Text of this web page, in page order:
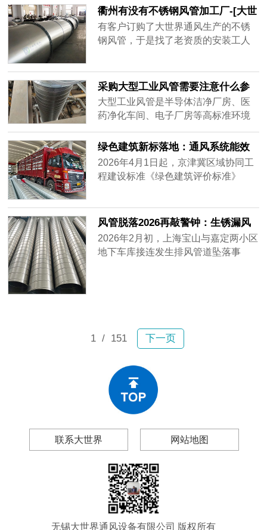
集，要全天不停运转，因此白铁皮镀
锌风管质量要好，加强通风效率，避
免损坏。常年做通风工程的客户知道
怎么分辨白铁皮镀锌风管的质量好
量好的白铁......
衢州有没有不锈钢风管加工厂-[大世
界通风]
有客户订购了大世界通风生产的不锈
钢风管，于是找了老资质的安装工人
不一样，同样的尺寸安装的时候，明
显重了不少，而且不会扁，侧弯幅度
很小，说明风管厚实，强度大抗压能
力强，使用寿命肯定很长。
采购大型工业风管需要注意什么参
数？——2026年主流通风设备供应
商对比分析
大型工业风管是半导体洁净厂房、医
药净化车间、电子厂房等高标准环境
的核心基础设施。采购时不仅需要关
注材质、厚度、密封性等硬性参数，
还要评估供应商的加工精度、交付周
期及全流程服务能力。很多用户在搜
护成本。本文将从加工精度、材质适
配、交付保障三个维度，对比市场主
流供应商——宏达风管、安达通风以
绿色建筑新标落地：通风系统能效
纳入强制指标，风管行业迎低碳转
型
2026年4月1日起，京津冀区域协同工
程建设标准《绿色建筑评价标准》
节，通风系统能效指标从推荐性要求
升级为强制评价内容，新建建筑通风
系统能效上限值较2020版标准收紧约
18%。
风管脱落2026再敲警钟：生锈漏风
别等砸下来再换
2026年2月初，上海宝山与嘉定两小区
地下车库接连发生排风管道坠落事
落。所幸均未造成人员伤亡，然而连
续两起事故为工程和物业管理领域敲
落绝非偶然现象。
1/ 151 下一页
联系大世界 网站地图
无锡大世界通风设备有限公司 版权所有